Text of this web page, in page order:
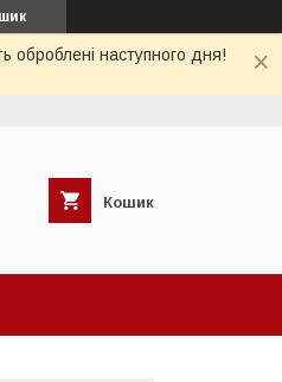
оброблені наступного дня!
Кошик